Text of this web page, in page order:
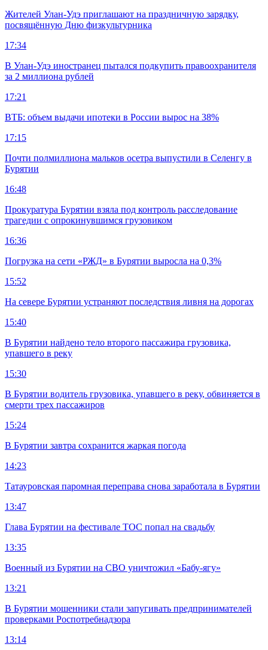
Жителей Улан-Удэ приглашают на праздничную зарядку,
посвящённую Дню физкультурника
17:34
В Улан-Удэ иностранец пытался подкупить правоохранителя
за 2 миллиона рублей
17:21
ВТБ: объем выдачи ипотеки в России вырос на 38%
17:15
Почти полмиллиона мальков осетра выпустили в Селенгу в
Бурятии
16:48
Прокуратура Бурятии взяла под контроль расследование
трагедии с опрокинувшимся грузовиком
16:36
Погрузка на сети «РЖД» в Бурятии выросла на 0,3%
15:52
На севере Бурятии устраняют последствия ливня на дорогах
15:40
В Бурятии найдено тело второго пассажира грузовика,
упавшего в реку
15:30
В Бурятии водитель грузовика, упавшего в реку, обвиняется в
смерти трех пассажиров
15:24
В Бурятии завтра сохранится жаркая погода
14:23
Татауровская паромная переправа снова заработала в Бурятии
13:47
Глава Бурятии на фестивале ТОС попал на свадьбу
13:35
Военный из Бурятии на СВО уничтожил «Бабу-ягу»
13:21
В Бурятии мошенники стали запугивать предпринимателей
проверками Роспотребнадзора
13:14